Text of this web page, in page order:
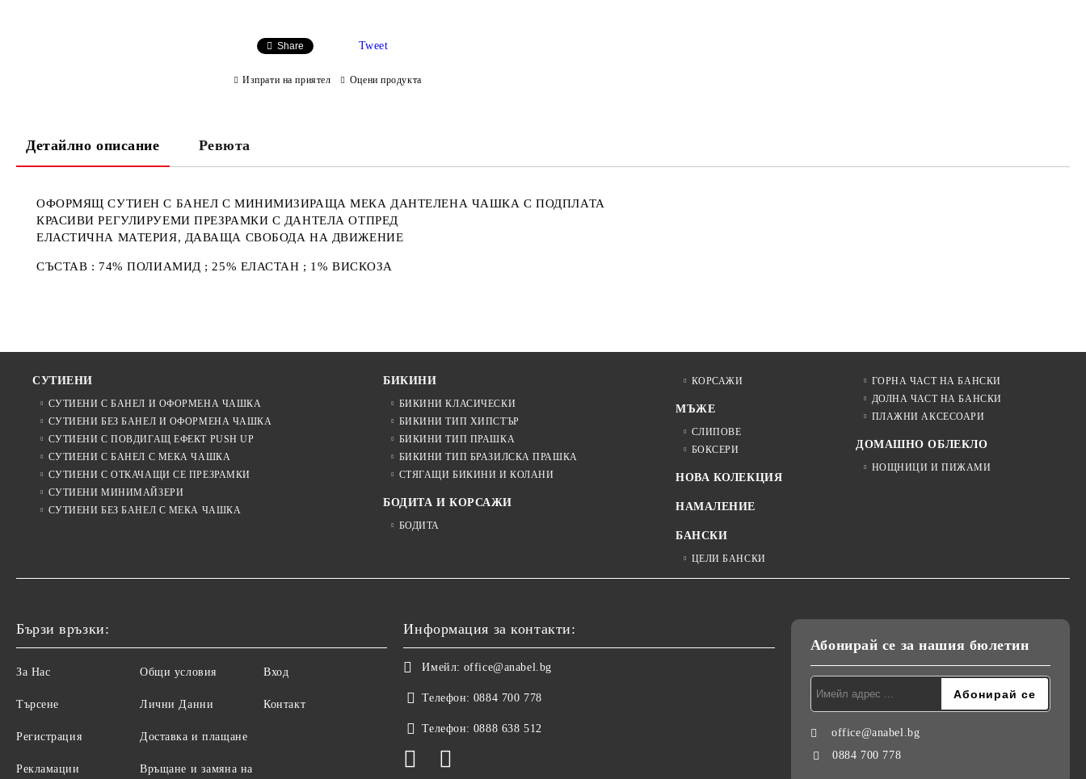
Share Tweet
Изпрати на приятел Оцени продукта
Детайлно описание Ревюта
ОФОРМЯЩ СУТИЕН С БАНЕЛ С МИНИМИЗИРАЩА МЕКА ДАНТЕЛЕНА ЧАШКА С ПОДПЛАТА
КРАСИВИ РЕГУЛИРУЕМИ ПРЕЗРАМКИ С ДАНТЕЛА ОТПРЕД
ЕЛАСТИЧНА МАТЕРИЯ, ДАВАЩА СВОБОДА НА ДВИЖЕНИЕ
СЪСТАВ : 74% ПОЛИАМИД ; 25% ЕЛАСТАН ; 1% ВИСКОЗА
СУТИЕНИ
СУТИЕНИ С БАНЕЛ И ОФОРМЕНА ЧАШКА
СУТИЕНИ БЕЗ БАНЕЛ И ОФОРМЕНА ЧАШКА
СУТИЕНИ С ПОВДИГАЩ ЕФЕКТ PUSH UP
СУТИЕНИ С БАНЕЛ С МЕКА ЧАШКА
СУТИЕНИ С ОТКАЧАЩИ СЕ ПРЕЗРАМКИ
СУТИЕНИ МИНИМАЙЗЕРИ
СУТИЕНИ БЕЗ БАНЕЛ С МЕКА ЧАШКА
БИКИНИ
БИКИНИ КЛАСИЧЕСКИ
БИКИНИ ТИП ХИПСТЪР
БИКИНИ ТИП ПРАШКА
БИКИНИ ТИП БРАЗИЛСКА ПРАШКА
СТЯГАЩИ БИКИНИ И КОЛАНИ
БОДИТА И КОРСАЖИ
БОДИТА
КОРСАЖИ
МЪЖЕ
СЛИПОВЕ
БОКСЕРИ
НОВА КОЛЕКЦИЯ
НАМАЛЕНИЕ
БАНСКИ
ЦЕЛИ БАНСКИ
ГОРНА ЧАСТ НА БАНСКИ
ДОЛНА ЧАСТ НА БАНСКИ
ПЛАЖНИ АКСЕСОАРИ
ДОМАШНО ОБЛЕКЛО
НОЩНИЦИ И ПИЖАМИ
Бързи връзки:
За Нас
Търсене
Регистрация
Рекламации
Общи условия
Лични Данни
Доставка и плащане
Връщане и замяна на
Вход
Контакт
Информация за контакти:
Имейл: office@anabel.bg
Телефон: 0884 700 778
Телефон: 0888 638 512
Абонирай се за нашия бюлетин
office@anabel.bg
0884 700 778